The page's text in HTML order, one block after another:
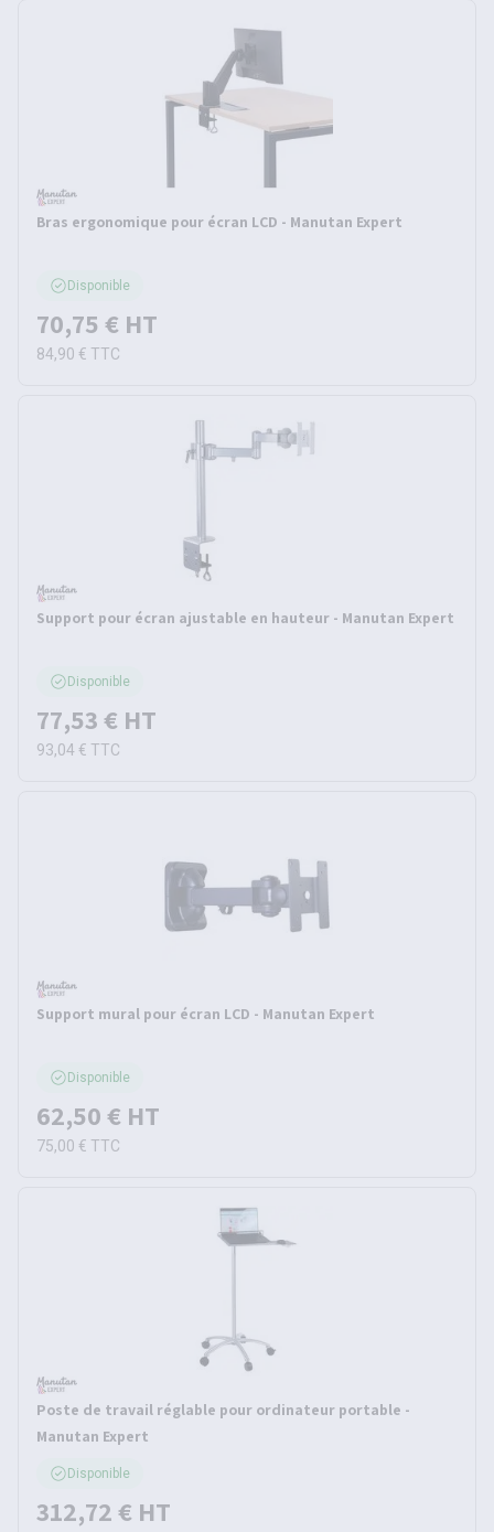
Bras ergonomique pour écran LCD - Manutan Expert
Disponible
70,75 € HT
84,90 € TTC
Support pour écran ajustable en hauteur - Manutan Expert
Disponible
77,53 € HT
93,04 € TTC
Support mural pour écran LCD - Manutan Expert
Disponible
62,50 € HT
75,00 € TTC
Poste de travail réglable pour ordinateur portable -
Manutan Expert
Disponible
312,72 € HT